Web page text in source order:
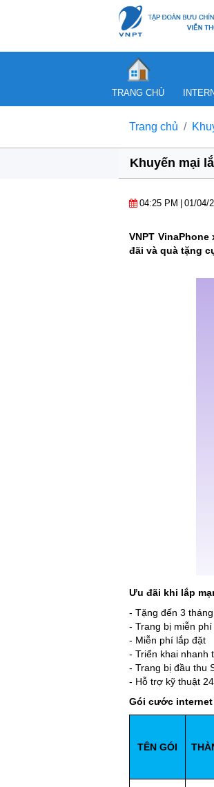
TRANG CHỦ
Trang chủ
Khuyến mại
04:25 PM 01/04/
VNPT
đãi và quà tặng
Ưu đãi khi lắp
- Tặng đến 3
- Trang bị miễn
- Miễn phí lắp đặt
- Triển khai nhanh
- Trang bị đầu thu
- Hỗ trợ kỹ thuật
Gói cước internet
TÊN GÓI